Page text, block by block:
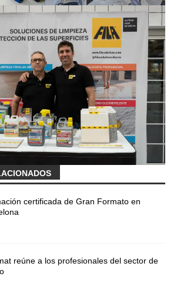
certificada de Gran Formato en
reúne a los profesionales del sector de